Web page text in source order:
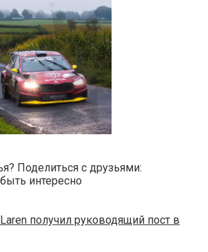
Поделиться с друзьями:
интересно
получил руководящий пост в